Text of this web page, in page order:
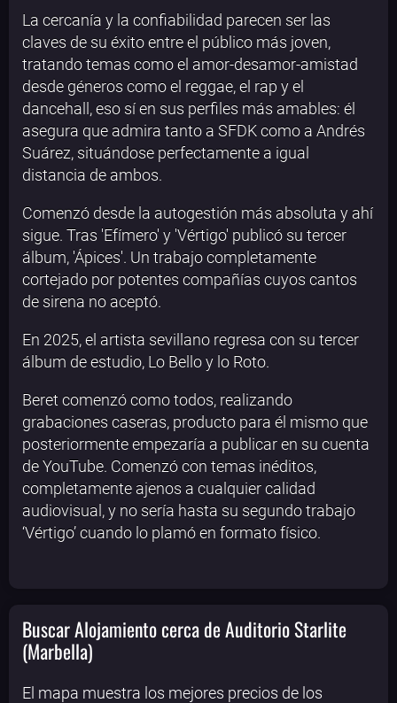
La cercanía y la confiabilidad parecen ser las
claves de su éxito entre el público más joven,
tratando temas como el amor-desamor-amistad
desde géneros como el reggae, el rap y el
dancehall, eso sí en sus perfiles más amables: él
asegura que admira tanto a SFDK como a Andrés
Suárez, situándose perfectamente a igual
distancia de ambos.
Comenzó desde la autogestión más absoluta y ahí
sigue. Tras 'Efímero' y 'Vértigo' publicó su tercer
álbum, 'Ápices'. Un trabajo completamente
cortejado por potentes compañías cuyos cantos
de sirena no aceptó.
En 2025, el artista sevillano regresa con su tercer
álbum de estudio, Lo Bello y lo Roto.
Beret comenzó como todos, realizando
grabaciones caseras, producto para él mismo que
posteriormente empezaría a publicar en su cuenta
de YouTube. Comenzó con temas inéditos,
completamente ajenos a cualquier calidad
audiovisual, y no sería hasta su segundo trabajo
‘Vértigo’ cuando lo plamó en formato físico.
Buscar Alojamiento cerca de Auditorio Starlite
(Marbella)
El mapa muestra los mejores precios de los